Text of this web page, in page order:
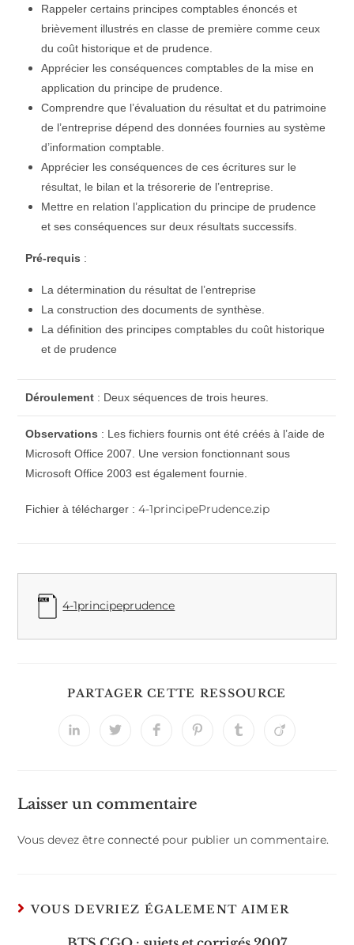
Rappeler certains principes comptables énoncés et
brièvement illustrés en classe de première comme ceux
du coût historique et de prudence.
Apprécier les conséquences comptables de la mise en
application du principe de prudence.
Comprendre que l’évaluation du résultat et du patrimoine
de l’entreprise dépend des données fournies au système
d’information comptable.
Apprécier les conséquences de ces écritures sur le
résultat, le bilan et la trésorerie de l’entreprise.
Mettre en relation l’application du principe de prudence
et ses conséquences sur deux résultats successifs.
Pré-requis :
La détermination du résultat de l’entreprise
La construction des documents de synthèse.
La définition des principes comptables du coût historique
et de prudence
Déroulement : Deux séquences de trois heures.
Observations : Les fichiers fournis ont été créés à l’aide de
Microsoft Office 2007. Une version fonctionnant sous
Microsoft Office 2003 est également fournie.
Fichier à télécharger :4-1principePrudence.zip
4-1principeprudence
PARTAGER CETTE RESSOURCE
Laisser un commentaire
Vous devez êtreconnecté pour publier un commentaire.
VOUS DEVRIEZ ÉGALEMENT AIMER